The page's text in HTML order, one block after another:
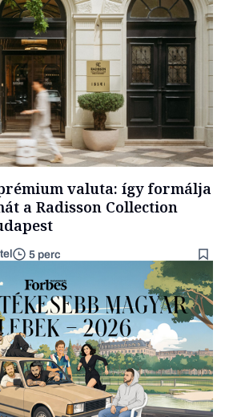
valuta: így formálja
a Radisson Collection
5 perc